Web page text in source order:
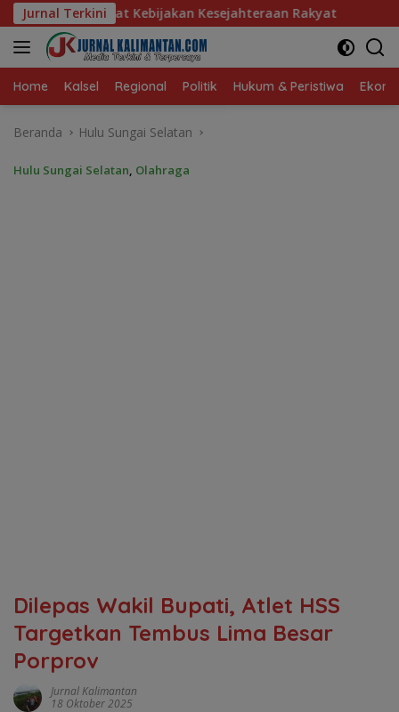
Langsung
ke
konten
Jurnal Terkini
Kesejahteraan Rakyat Baru 10 Persen, Aktivasi
Home Kalsel Regional Politik Hukum & Peristiwa
Beranda Hulu Sungai Selatan
Hulu Sungai Selatan, Olahraga
Dilepas Wakil Bupati, Atlet HSS
Targetkan Tembus Lima Besar
Porprov
Jurnal Kalimantan
18 Oktober 2025